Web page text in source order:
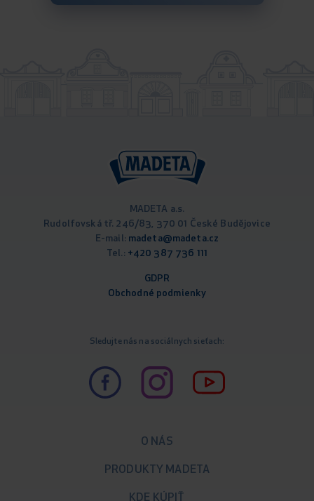
MADETA a.s.
Rudolfovská tř. 246/83, 370 01 České Budějovice
E-mail: madeta@madeta.cz
Tel.: +420 387 736 111
GDPR
Obchodné podmienky
Sledujte nás na sociálnych sieťach:
O NÁS
PRODUKTY MADETA
KDE KÚPIŤ